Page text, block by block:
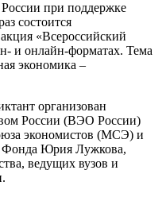
России при поддержке
состоится
«Всероссийский
и онлайн-форматах. Тема
экономика –
организован
России (ВЭО России)
экономистов (МСЭ) и
Фонда Юрия Лужкова,
ведущих вузов и